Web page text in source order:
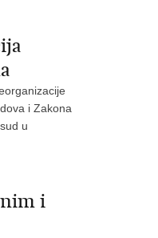
i Zakona
u
i